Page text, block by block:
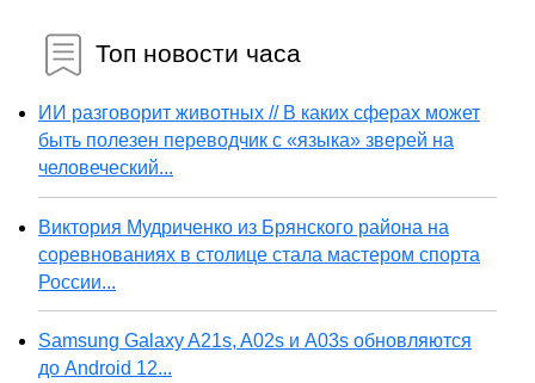
Топ новости часа
ИИ разговорит животных // В каких сферах может
быть полезен переводчик с «языка» зверей на
человеческий...
Виктория Мудриченко из Брянского района на
соревнованиях в столице стала мастером спорта
России...
Samsung Galaxy A21s, A02s и A03s обновляются
до Android 12...